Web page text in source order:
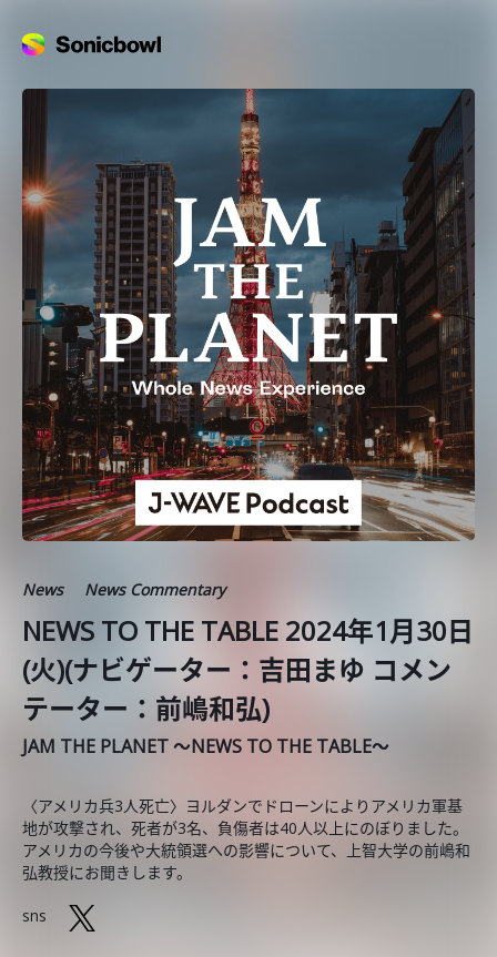
News News Commentary
NEWS TO THE TABLE 2024年1月30日
(火)(ナビゲーター：吉田まゆ コメン
テーター：前嶋和弘)
JAM THE PLANET ～NEWS TO THE TABLE～
〈アメリカ兵3人死亡〉ヨルダンでドローンによりアメリカ軍基
地が攻撃され、死者が3名、負傷者は40人以上にのぼりました。
アメリカの今後や大統領選への影響について、上智大学の前嶋和
弘教授にお聞きします。
sns